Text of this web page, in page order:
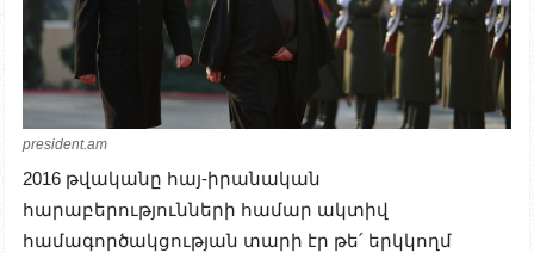
president.am
2016 թվականը հայ-իրանական
հարաբերությունների համար ակտիվ
համագործակցության տարի էր թե՛ երկկողմ